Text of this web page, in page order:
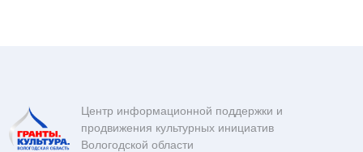
Центр информационной поддержки и
продвижения культурных инициатив
Вологодской области